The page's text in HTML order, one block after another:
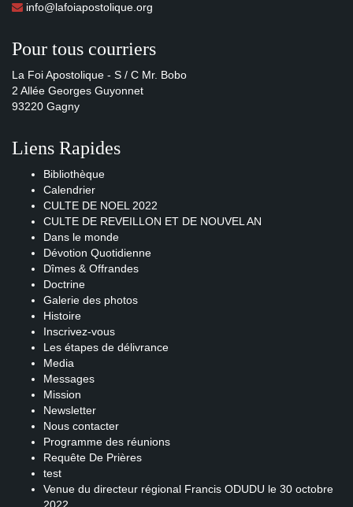
info@lafoiapostolique.org
Pour tous courriers
La Foi Apostolique - S / C Mr. Bobo
2 Allée Georges Guyonnet
93220 Gagny
Liens Rapides
Bibliothèque
Calendrier
CULTE DE NOEL 2022
CULTE DE REVEILLON ET DE NOUVEL AN
Dans le monde
Dévotion Quotidienne
Dîmes & Offrandes
Doctrine
Galerie des photos
Histoire
Inscrivez-vous
Les étapes de délivrance
Media
Messages
Mission
Newsletter
Nous contacter
Programme des réunions
Requête De Prières
test
Venue du directeur régional Francis ODUDU le 30 octobre